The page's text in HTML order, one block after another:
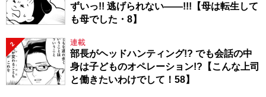
ずいっ!! 逃げられない――!!!【母は転生して
も母でした・8】
2 連載
部長がヘッドハンティング!? でも会話の中
身は子どものオペレーション!?【こんな上司
と働きたいわけでして！58】